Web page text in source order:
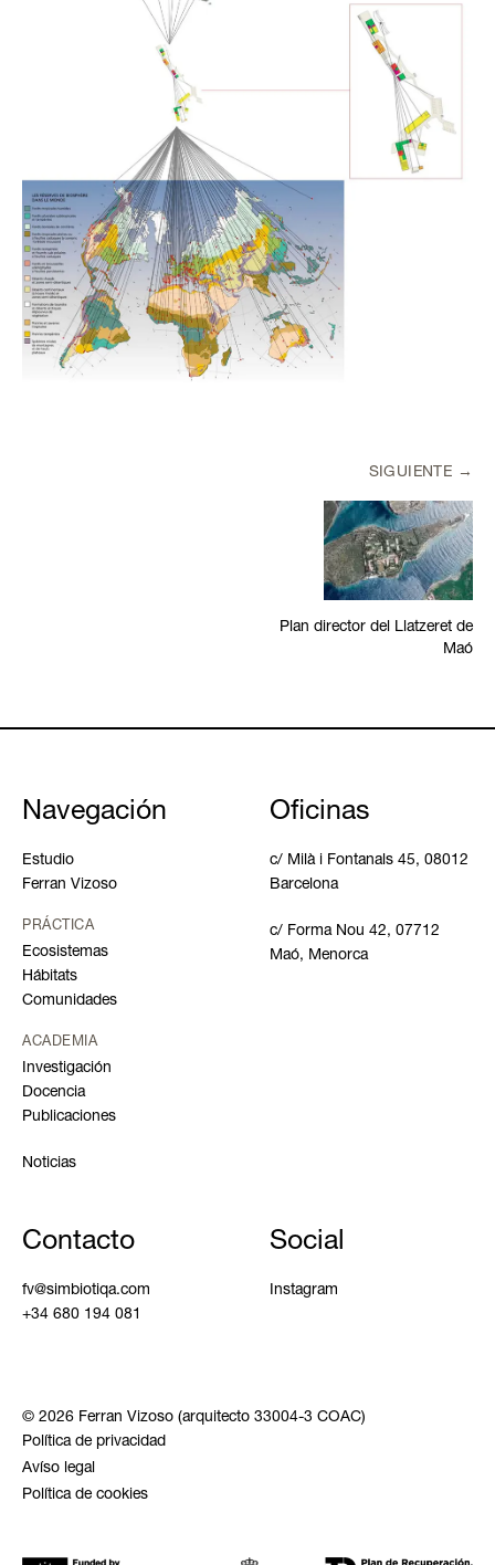
SIGUIENTE
Plan director del Llatzeret de
Maó
Navegación
Estudio
Ferran Vizoso
PRÁCTICA
Ecosistemas
Hábitats
Comunidades
ACADEMIA
Investigación
Docencia
Publicaciones
Noticias
Oficinas
c/ Milà i Fontanals 45, 08012
Barcelona
c/ Forma Nou 42, 07712
Maó, Menorca
Contacto
fv@simbiotiqa.com
+34 680 194 081
Social
Instagram
© 2026 Ferran Vizoso (arquitecto 33004-3 COAC)
Política de privacidad
Avíso legal
Política de cookies